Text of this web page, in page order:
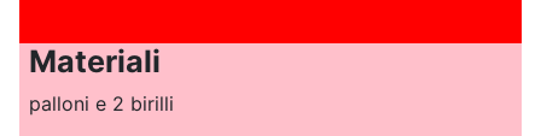
Materiali
palloni e 2 birilli